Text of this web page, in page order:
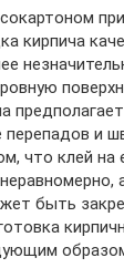
кирпича
и
что клей на
быть